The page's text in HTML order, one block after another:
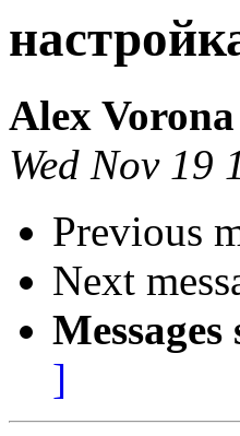
Alex Vorona
Wed Nov 19
Previous
Next
]